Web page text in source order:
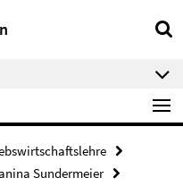
Sundermeier